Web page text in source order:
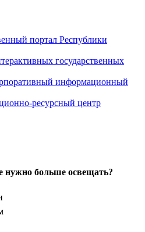
портал Республики
государственных
информационный
ресурсный центр
нужно больше освещать?